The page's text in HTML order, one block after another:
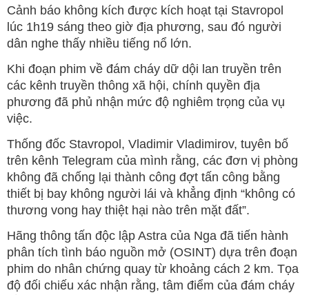
Cảnh báo không kích được kích hoạt tại Stavropol
lúc 1h19 sáng theo giờ địa phương, sau đó người
dân nghe thấy nhiều tiếng nổ lớn.
Khi đoạn phim về đám cháy dữ dội lan truyền trên
các kênh truyền thông xã hội, chính quyền địa
phương đã phủ nhận mức độ nghiêm trọng của vụ
việc.
Thống đốc Stavropol, Vladimir Vladimirov, tuyên bố
trên kênh Telegram của mình rằng, các đơn vị phòng
không đã chống lại thành công đợt tấn công bằng
thiết bị bay không người lái và khẳng định “không có
thương vong hay thiệt hại nào trên mặt đất”.
Hãng thông tấn độc lập Astra của Nga đã tiến hành
phân tích tình báo nguồn mở (OSINT) dựa trên đoạn
phim do nhân chứng quay từ khoảng cách 2 km. Tọa
độ đối chiếu xác nhận rằng, tâm điểm của đám cháy